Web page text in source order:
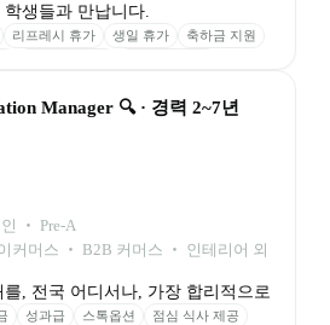
학생들과 만납니다.
리프레시 휴가 생일 휴가
축하금 지원
Manager 🔍 · 경력 2~7년
인 ‧ Pre-A
커머스 ‧ B2B 커머스 ‧ 인테리어 외
를, 전국 어디서나, 가장 합리적으로
성과급 스톡옵션
점심 식사 제공